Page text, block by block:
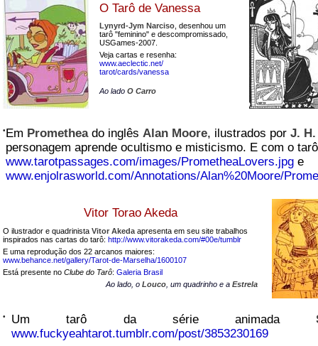
O Tarô de Vanessa
Lynyrd-Jym Narciso , desenhou um
tarô "feminino" e descompromissado,
USGames-2007.
Veja cartas e resenha:
www.aeclectic.net/
tarot/cards/vanessa
Ao lado O Carro
•Em Prometheado inglês Alan Moore, ilustrados por J.
personagem aprende ocultismo e misticismo. E com o
www.tarotpassages.com/images/PrometheaLovers.jpg e
www.enjolrasworld.com/Annotations/Alan%20Moore/
Vitor Torao Akeda
O ilustrador e quadrinista Vitor Akeda apresenta em seu site trabalhos
inspirados nas cartas do tarô: http://www.vitorakeda.com/#00e/tumblr
E uma reprodução dos 22 arcanos maiores:
www.behance.net/gallery/Tarot-de-Marselha/1600107
Está presente no Clube do Tarô: Galeria Brasil
Ao lado, o Louco , um quadrinho e a Estrela
• Um tarô da série animada
www.fuckyeahtarot.tumblr.com/post/3853230169